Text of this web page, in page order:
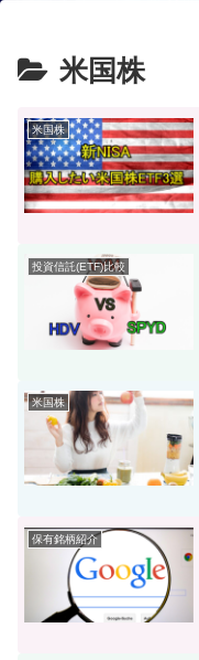
米国株
米国株
投資信託(ETF)比較
米国株
保有銘柄紹介